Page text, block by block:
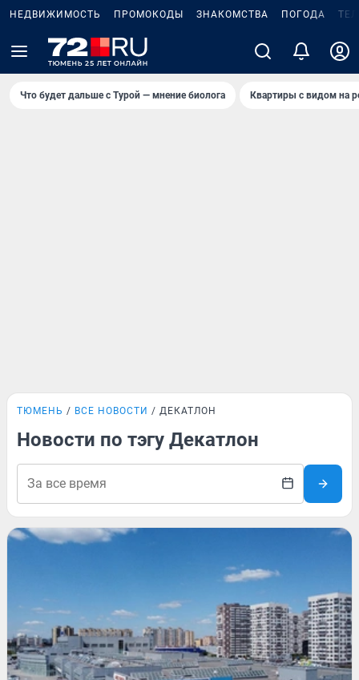
НЕДВИЖИМОСТЬ ПРОМОКОДЫ ЗНАКОМСТВА ПОГОДА
Что будет дальше с Турой — мнение биолога Квартиры с видом на
ТЮМЕНЬ ВСЕ НОВОСТИ ДЕКАТЛОН
Новости по тэгу Декатлон